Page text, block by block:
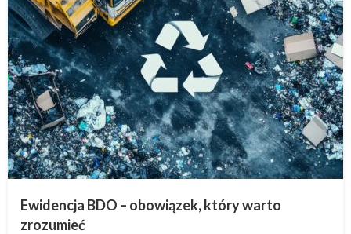
Ewidencja BDO – obowiązek, który warto
zrozumieć